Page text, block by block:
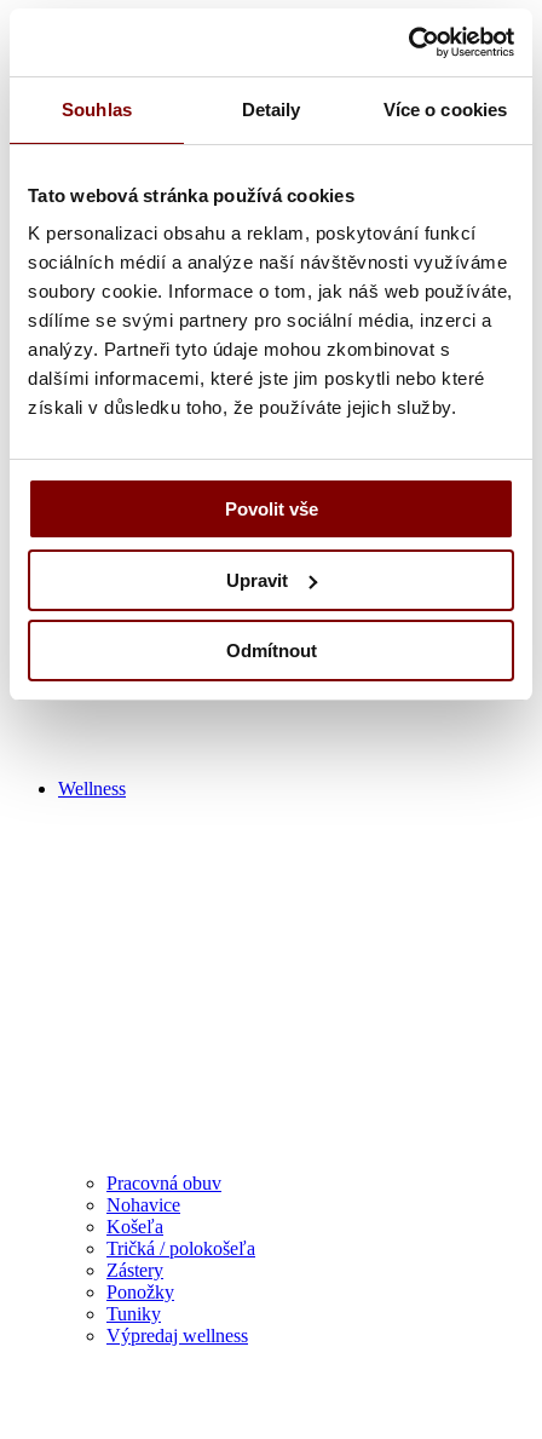
Souhlas Detaily Více o cookies
Tato webová stránka používá cookies
K personalizaci obsahu a reklam, poskytování funkcí
sociálních médií a analýze naší návštěvnosti využíváme
soubory cookie. Informace o tom, jak náš web používáte,
sdílíme se svými partnery pro sociální média, inzerci a
analýzy. Partneři tyto údaje mohou zkombinovat s
dalšími informacemi, které jste jim poskytli nebo které
získali v důsledku toho, že používáte jejich služby.
Povolit vše
Upravit
Odmítnout
Tričká / polokošeľa
Zdravotnícke plášťa
Čiapky
Wellness
Pracovná obuv
Nohavice
Košeľa
Tričká / polokošeľa
Zástery
Ponožky
Tuniky
Výpredaj wellness